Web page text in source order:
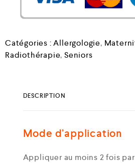
Catégories : Allergologie,
Radiothérapie,Seniors
DESCRIPTION
Mode d’application
Appliquer au moins 2 fois